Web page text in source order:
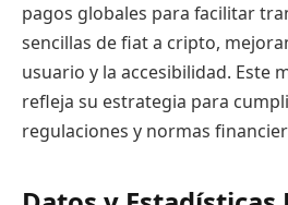
pagos globales para facilitar
sencillas de fiat a cripto,
usuario y la accesibilidad. Este
refleja su estrategia para
regulaciones y normas